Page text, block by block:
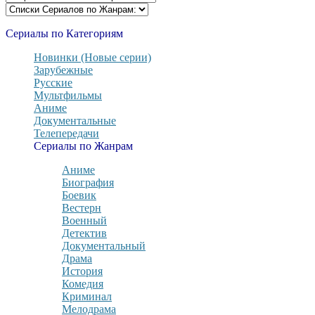
Сериалы по Категориям
Новинки (Новые серии)
Зарубежные
Русские
Мультфильмы
Аниме
Документальные
Телепередачи
Сериалы по Жанрам
Аниме
Биография
Боевик
Вестерн
Военный
Детектив
Документальный
Драма
История
Комедия
Криминал
Мелодрама